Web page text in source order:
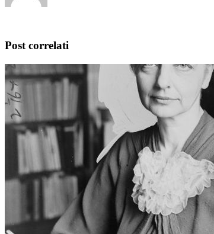
Post correlati